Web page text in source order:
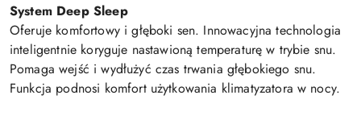
System Deep Sleep
Oferuje komfortowy i głęboki sen. Innowacyjna technologia
inteligentnie koryguje nastawioną temperaturę w trybie snu.
Pomaga wejść i wydłużyć czas trwania głębokiego snu.
Funkcja podnosi komfort użytkowania klimatyzatora w nocy.